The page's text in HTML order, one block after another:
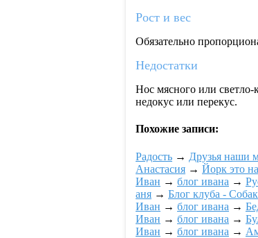
Рост и вес
Обязательно
Недостатки
Нос мясного или
недокус или перекус.
Похожие записи:
Радость → Друзья наши
Анастасия → Йорк это
Ивaн → блог ивaна →
аня → Блог клуба -
Ивaн → блог ивaна →
Ивaн → блог ивaна →
Ивaн → блог ивaна →